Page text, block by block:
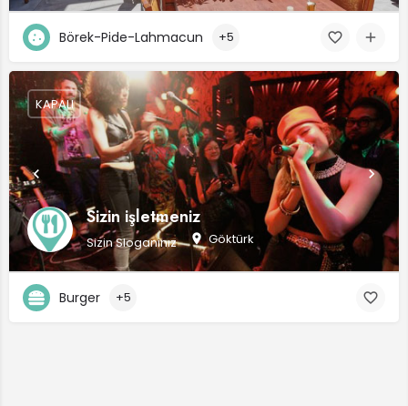
Börek-Pide-Lahmacun +5
Sizin işletmeniz
Sizin Sloganınız Göktürk
KAPALI
Burger +5